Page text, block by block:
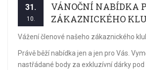
31.
10.
VÁNOČNÍ NABÍDKA
ZÁKAZNICKÉHO
Vážení členové našeho zákaznického
Právě běží nabídka jen a jen pro Vás.
nastřádané body za exkluzívní dárky